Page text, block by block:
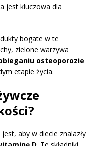
jest kluczowa dla
bogate w te
zielone warzywa
osteoporozie
etapie życia.
aby w diecie znalazły